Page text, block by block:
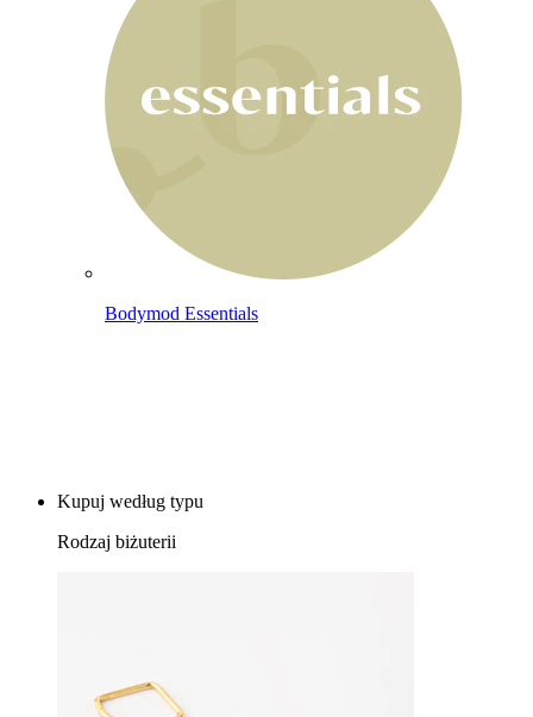
Bodymod Essentials
Kupuj według typu
Rodzaj biżuterii